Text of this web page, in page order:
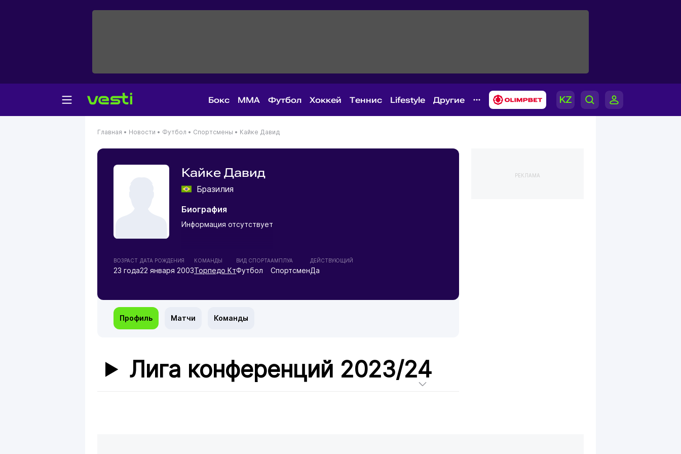
Бокс MMA Футбол Хоккей Теннис Lifestyle Другие
Главная • Новости • Футбол • Спортсмены • Кайке Давид
Кайке Давид
Бразилия
Биография
Информация отсутствует
ВОЗРАСТ
23 года
ДАТА РОЖДЕНИЯ
22 января 2003
КОМАНДЫ
Торпедо Кт
ВИД СПОРТА
Футбол
АМПЛУА
Спортсмен
ДЕЙСТВУЮЩИЙ
Да
Профиль Матчи Команды
Лига конференций 2023/24
РЕКЛАМА